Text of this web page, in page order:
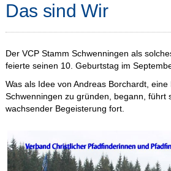
Das sind Wir
Der VCP Stamm Schwenningen als
feierte seinen 10. Geburtstag im
Was als Idee von Andreas Borchardt,
Schwenningen zu gründen, begann, führt
wachsender Begeisterung fort.